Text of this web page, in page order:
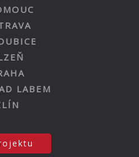
LABEM